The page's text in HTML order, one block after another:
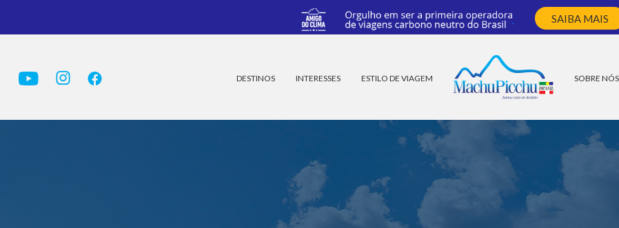
SAIBA MAIS
DESTINOS INTERESSES ESTILO DE VIAGEM SOBRE NÓS